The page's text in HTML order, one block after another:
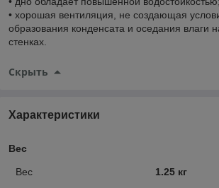
• хорошая вентиляция, не создающая
образования конденсата и оседания влаги
стенках.
Скрыть
Характеристики
Вес
Вес 1.25 кг